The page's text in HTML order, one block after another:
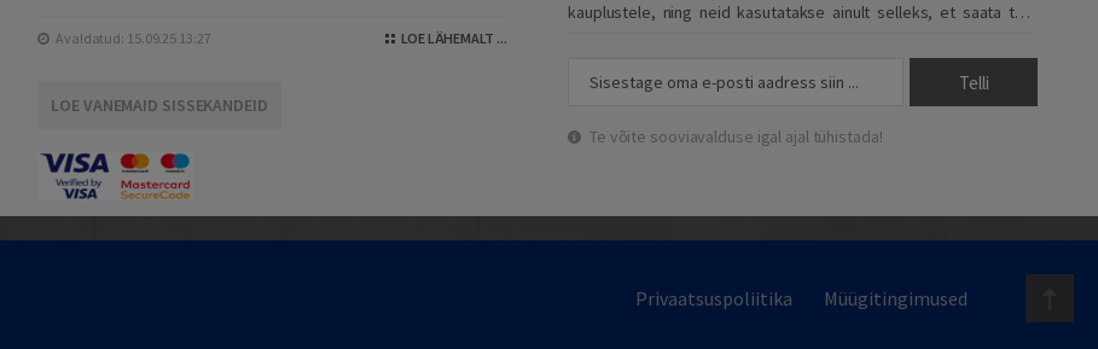
väljakujunenud sortimendiga ja seni kehtinud tingimustel....
Avaldatud: 15.09.25 13:27 LOE LÄHEMALT ...
LOE VANEMAID SISSEKANDEID
kauplustele, ning neid kasutatakse ainult selleks, et saata teie
Telli
Te võite sooviavalduse igal ajal tühistada!
Müügitingimused
Privaatsuspoliitika